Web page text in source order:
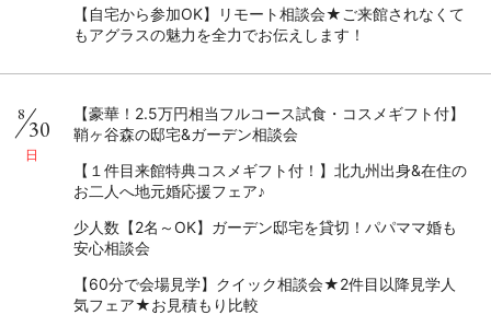
【自宅から参加OK】リモート相談会★ご来館されなくて
もアグラスの魅力を全力でお伝えします！
8
30
日
【豪華！2.5万円相当フルコース試食・コスメギフト付】
鞘ヶ谷森の邸宅&ガーデン相談会
【１件目来館特典コスメギフト付！】北九州出身&在住の
お二人へ地元婚応援フェア♪
少人数【2名～OK】ガーデン邸宅を貸切！パパママ婚も
安心相談会
【60分で会場見学】クイック相談会★2件目以降見学人
気フェア★お見積もり比較